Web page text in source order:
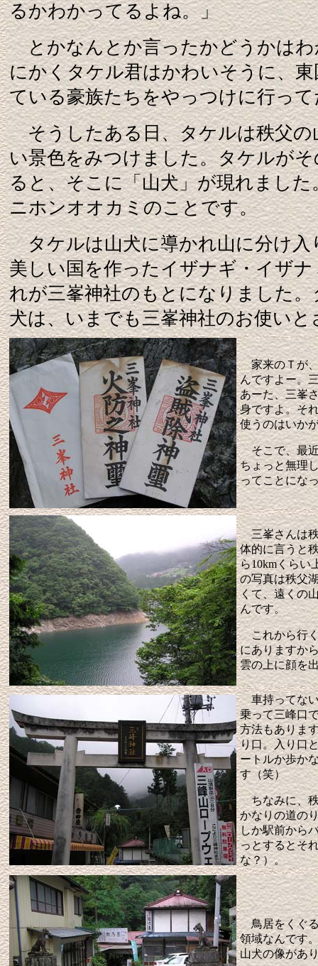
るかわかってるよね。」
とかなんとか言ったかどうかはわ
にかくタケル君はかわいそうに、
ている豪族たちをやっつけに行っ
そうしたある日、タケルは秩父の
い景色をみつけました。タケルが
ると、そこに「山犬」が現れまし
ニホンオオカミのことです。
タケルは山犬に導かれ山に分け入
美しい国を作ったイザナギ・イザ
れが三峯神社のもとになりました
犬は、いまでも三峯神社のお使い
家来のＴが、
んですよー。
あーた、三峯
身ですよ。そ
使うのはいか
そこで、最近
ちょっと無理
ってことにな
三峯さんは秩
体的に言うと
ら10kmくらい
の写真は秩父
くて、遠くの
んです。
これから行く
にありますか
雲の上に顔を
車持ってない
乗って三峰口
方法もありま
り口。入り口
ートルか歩か
す（笑）
ちなみに、秩
かなりの道の
しか駅前から
っとするとそ
な？）。
鳥居をくぐる
領域なんです
山犬の像があ